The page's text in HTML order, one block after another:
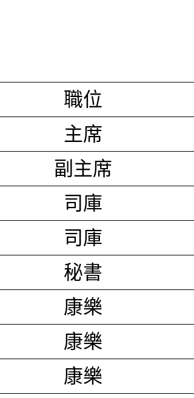
職位
主席
副主席
司庫
司庫
秘書
康樂
康樂
康樂